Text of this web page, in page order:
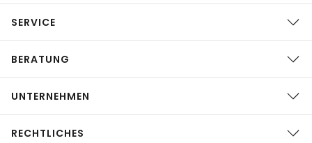
SERVICE
BERATUNG
UNTERNEHMEN
RECHTLICHES